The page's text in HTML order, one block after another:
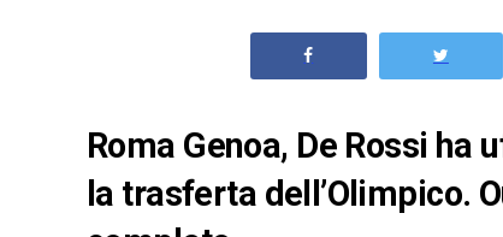
Roma Genoa, De Rossi
la trasferta dell’Olimpico.